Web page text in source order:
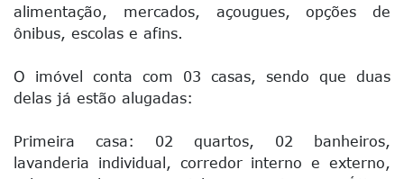
alimentação, mercados, açougues, opções de
ônibus, escolas e afins.
O imóvel conta com 03 casas, sendo que duas
delas já estão alugadas:
Primeira casa: 02 quartos, 02 banheiros,
lavanderia individual, corredor interno e externo,